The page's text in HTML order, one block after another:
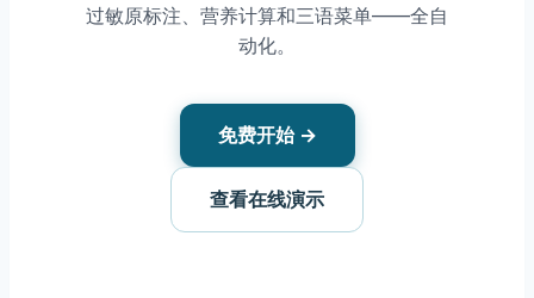
过敏原标注、营养计算和三语菜单——全自
动化。
免费开始 →
查看在线演示